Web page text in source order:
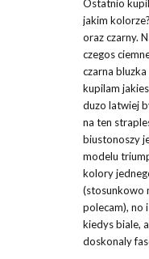
Ostatnio
jakim
oraz czarny.
czegos
czarna
kupilam
duzo latwiej
na ten
biustonoszy
modelu
kolory
(stosunkowo
polecam), no
kiedys biale,
doskonaly